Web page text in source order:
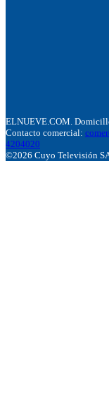
ELNUEVE.COM.
Contacto comercial:
4204020
©2026 Cuyo Televisión